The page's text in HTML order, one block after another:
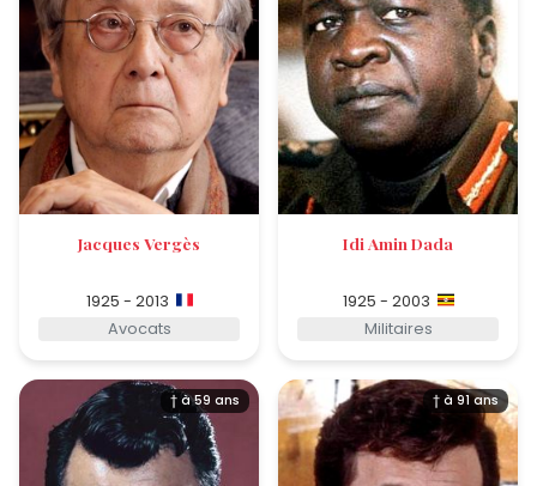
Jacques Vergès
1925 - 2013
Avocats
Idi Amin Dada
1925 - 2003
Militaires
† à 59 ans † à 91 ans